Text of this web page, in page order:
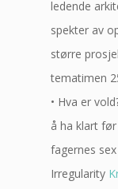
ledende
spekter av
større
tematimen
• Hva er
å ha klart
fagernes
Irregularity